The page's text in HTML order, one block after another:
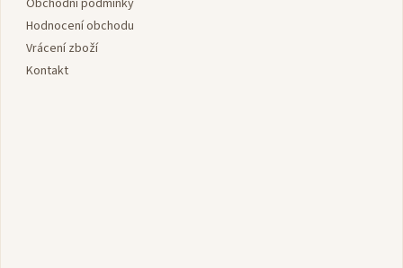
Hodnocení obchodu
Vrácení zboží
Kontakt